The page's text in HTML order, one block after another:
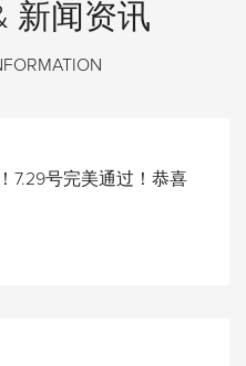
新闻资讯
7.29号完美通过！恭喜